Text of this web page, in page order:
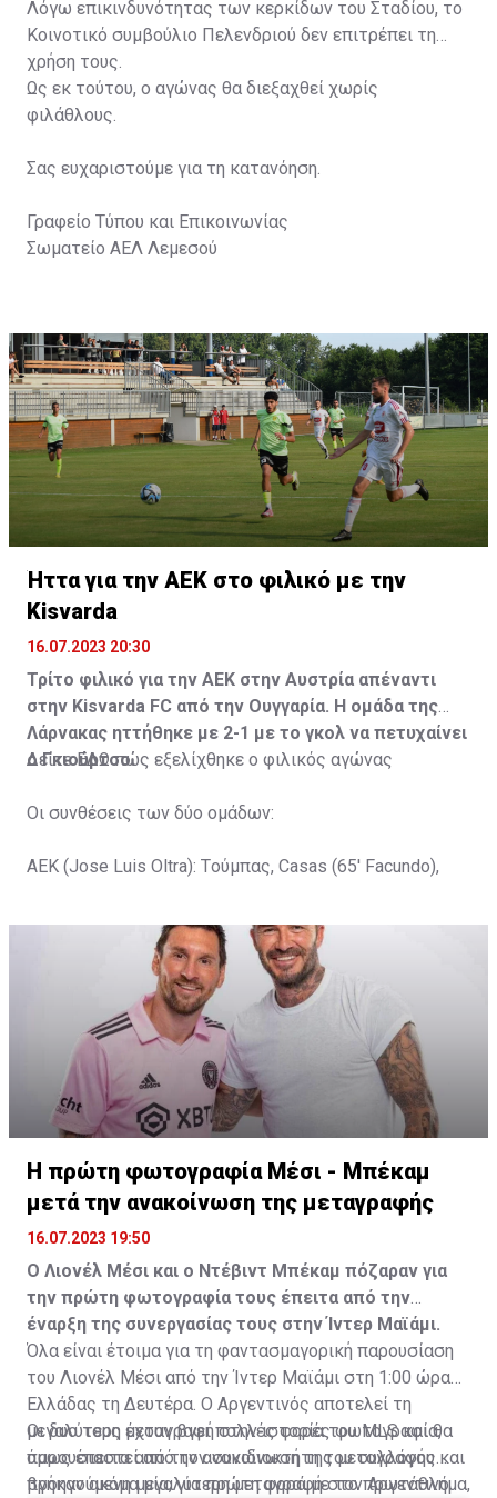
Λόγω επικινδυνότητας των κερκίδων του Σταδίου, το
Κοινοτικό συμβούλιο Πελενδριού δεν επιτρέπει τη
χρήση τους.
Ως εκ τούτου, ο αγώνας θα διεξαχθεί χωρίς
φιλάθλους.
Σας ευχαριστούμε για τη κατανόηση.
Γραφείο Τύπου και Επικοινωνίας
Σωματείο ΑΕΛ Λεμεσού
Ήττα για την ΑΕΚ στο φιλικό με την
Kisvarda
16.07.2023 20:30
Τρίτο φιλικό για την ΑΕΚ στην Αυστρία απέναντι
στην Kisvarda FC από την Ουγγαρία. Η ομάδα της
Λάρνακας ηττήθηκε με 2-1 με το γκολ να πετυχαίνει
ο Γκιούρτσο.
ΔείτεΕΔΩπώς εξελίχθηκε ο φιλικός αγώνας
Οι συνθέσεις των δύο ομάδων:
ΑΕΚ (Jose Luis Oltra): Tούμπας, Casas (65' Facundo),
Tomovic), Aνδρέου (65' Angel) , Κωνσταντή (65' Sol),
Τζιωρτζής (65' Faraj), Κατελάρης (65' Milicevic).
Στον πάγκο: Piric, Στυλιανίδης, Tomovic, Καψής, Sol,
Faraj, Lopes, Angel, Milicevic, Pons, Εγγλέζου, Facundo,
Gonzalez, Guyrcso, Μάμας.
Κisvarda FC (Milos Kruscic): Kovacs, Navratil, Raul, Szor,
Lippai, Alic, Kormendi, Makowski, Czekus, Ilievski,
Spasic.
Στον πάγκο: Petkovic, Cipetic, Kovasic, Jovicic, Szeles,
Vida, Otvos, Lucas, Camas, Mesanovic.
Η πρώτη φωτογραφία Μέσι - Μπέκαμ
μετά την ανακοίνωση της μεταγραφής
16.07.2023 19:50
Ο Λιονέλ Μέσι και ο Ντέβιντ Μπέκαμ πόζαραν για
την πρώτη φωτογραφία τους έπειτα από την
έναρξη της συνεργασίας τους στην Ίντερ Μαϊάμι.
Όλα είναι έτοιμα για τη φαντασμαγορική παρουσίαση
του Λιονέλ Μέσι από την Ίντερ Μαϊάμι στη 1:00 ώρα
Ελλάδας τη Δευτέρα. Ο Αργεντινός αποτελεί τη
μεγαλύτερη μεταγραφή στην ιστορία του MLS και θα
παρουσιαστεί από τον συνιδιοκτήτη του συλλόγου και
προηγούμενη μεγαλύτερη μεταγραφή στο πρωτάθλημα,
Οι δυο τους έχουν βγει πολλές φορές φωτογραφία,
όμως έπειτα από την ανακοίνωση της μεταγραφής
βγήκαν ακόμα μία, για πρώτη φορά με τον Αργεντινό